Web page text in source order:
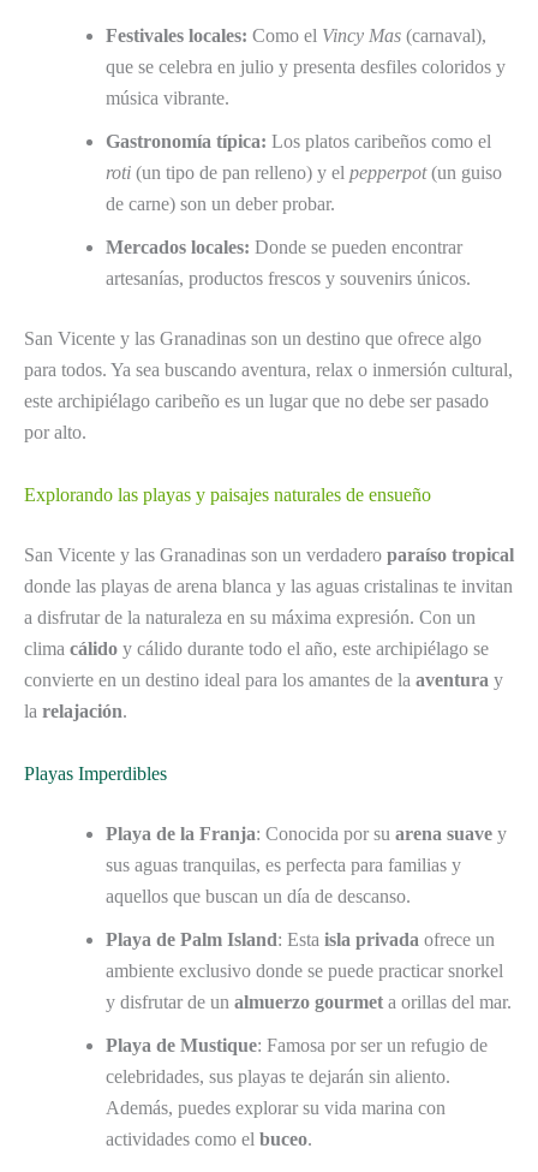
Festivales locales: Como el Vincy Mas (carnaval),
que se celebra en julio y presenta desfiles coloridos y
música vibrante.
Gastronomía típica: Los platos caribeños como el
roti (un tipo de pan relleno) y el pepperpot(un guiso
de carne) son un deber probar.
Mercados locales: Donde se pueden encontrar
artesanías, productos frescos y souvenirs únicos.
San Vicente y las Granadinas son un destino que ofrece algo
para todos. Ya sea buscando aventura, relax o inmersión cultural,
este archipiélago caribeño es un lugar que no debe ser pasado
por alto.
Explorando las playas y paisajes naturales de ensueño
San Vicente y las Granadinas son un verdadero paraíso tropical
donde las playas de arena blanca y las aguas cristalinas te invitan
a disfrutar de la naturaleza en su máxima expresión. Con un
clima cálido y cálido durante todo el año, este archipiélago se
convierte en un destino ideal para los amantes de la aventura y
la relajación.
Playas Imperdibles
Playa de la Franja: Conocida por su arena suave y
sus aguas tranquilas, es perfecta para familias y
aquellos que buscan un día de descanso.
Playa de Palm Island: Esta isla privada ofrece un
ambiente exclusivo donde se puede practicar snorkel
y disfrutar de un almuerzo gourmet a orillas del mar.
Playa de Mustique: Famosa por ser un refugio de
celebridades, sus playas te dejarán sin aliento.
Además, puedes explorar su vida marina con
actividades como el buceo.